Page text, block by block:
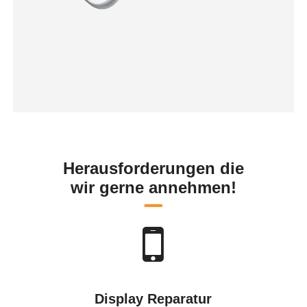
Herausforderungen die
wir gerne annehmen!
Display Reparatur